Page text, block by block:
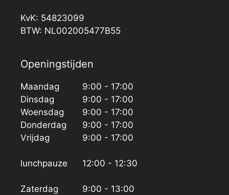
KvK: 54823099
BTW: NL002005477B55
Openingstijden
Maandag
Dinsdag
Woensdag
Donderdag
Vrijdag
lunchpauze
Zaterdag
9:00 - 17:00
9:00 - 17:00
9:00 - 17:00
9:00 - 17:00
9:00 - 17:00
12:00 - 12:30
9:00 - 13:00